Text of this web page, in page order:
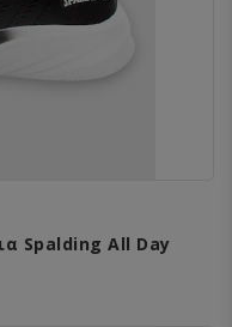
Spalding All Day